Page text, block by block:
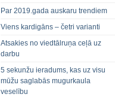
Par 2019.gada auskaru trendiem
Viens kardigāns – četri varianti
Atsakies no viedtālruņa ceļā uz
darbu
5 sekunžu ieradums, kas uz visu
mūžu saglabās mugurkaula
veselību